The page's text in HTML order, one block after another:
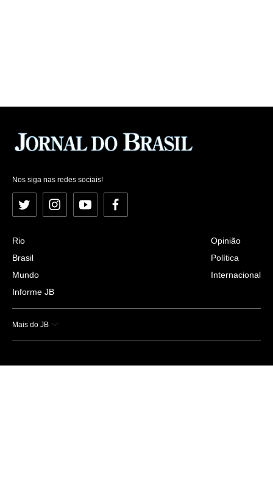
Nos siga nas redes sociais!
Twitter InstagramYouTubeFacebook
Rio
Brasil
Mundo
Informe JB
Opinião
Política
Internacional
Mais do JB
Esportes